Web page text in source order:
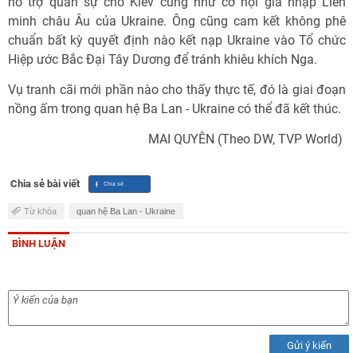
minh châu Âu của Ukraine. Ông cũng cam kết không phê
chuẩn bất kỳ quyết định nào kết nạp Ukraine vào Tổ chức
Hiệp ước Bắc Đại Tây Dương để tránh khiêu khích Nga.
Vụ tranh cãi mới phần nào cho thấy thực tế, đó là giai đoạn
nồng ấm trong quan hệ Ba Lan - Ukraine có thể đã kết thúc.
MAI QUYÊN (Theo DW, TVP World)
Chia sẻ bài viết
Từ khóa quan hệ Ba Lan - Ukraine
BÌNH LUẬN
Gửi ý kiến